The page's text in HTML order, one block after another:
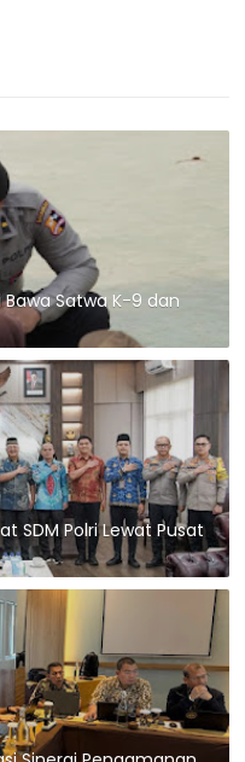
Bawa Satwa K-9 dan
SDM Polri Lewat Pusat